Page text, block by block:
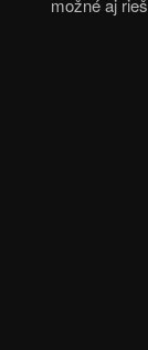
možné aj